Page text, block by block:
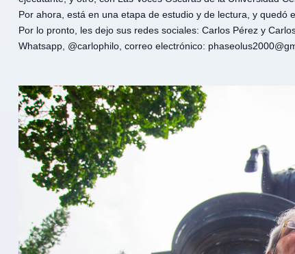
Por ahora, está en una etapa de estudio y de lectura, y quedó
Por lo pronto, les dejo sus redes sociales: Carlos Pérez y
Whatsapp, @carlophilo, correo electrónico: